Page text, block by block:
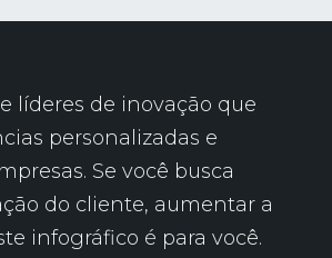
líderes de inovação que
personalizadas e
Se você busca
do cliente, aumentar a
infográfico é para você.